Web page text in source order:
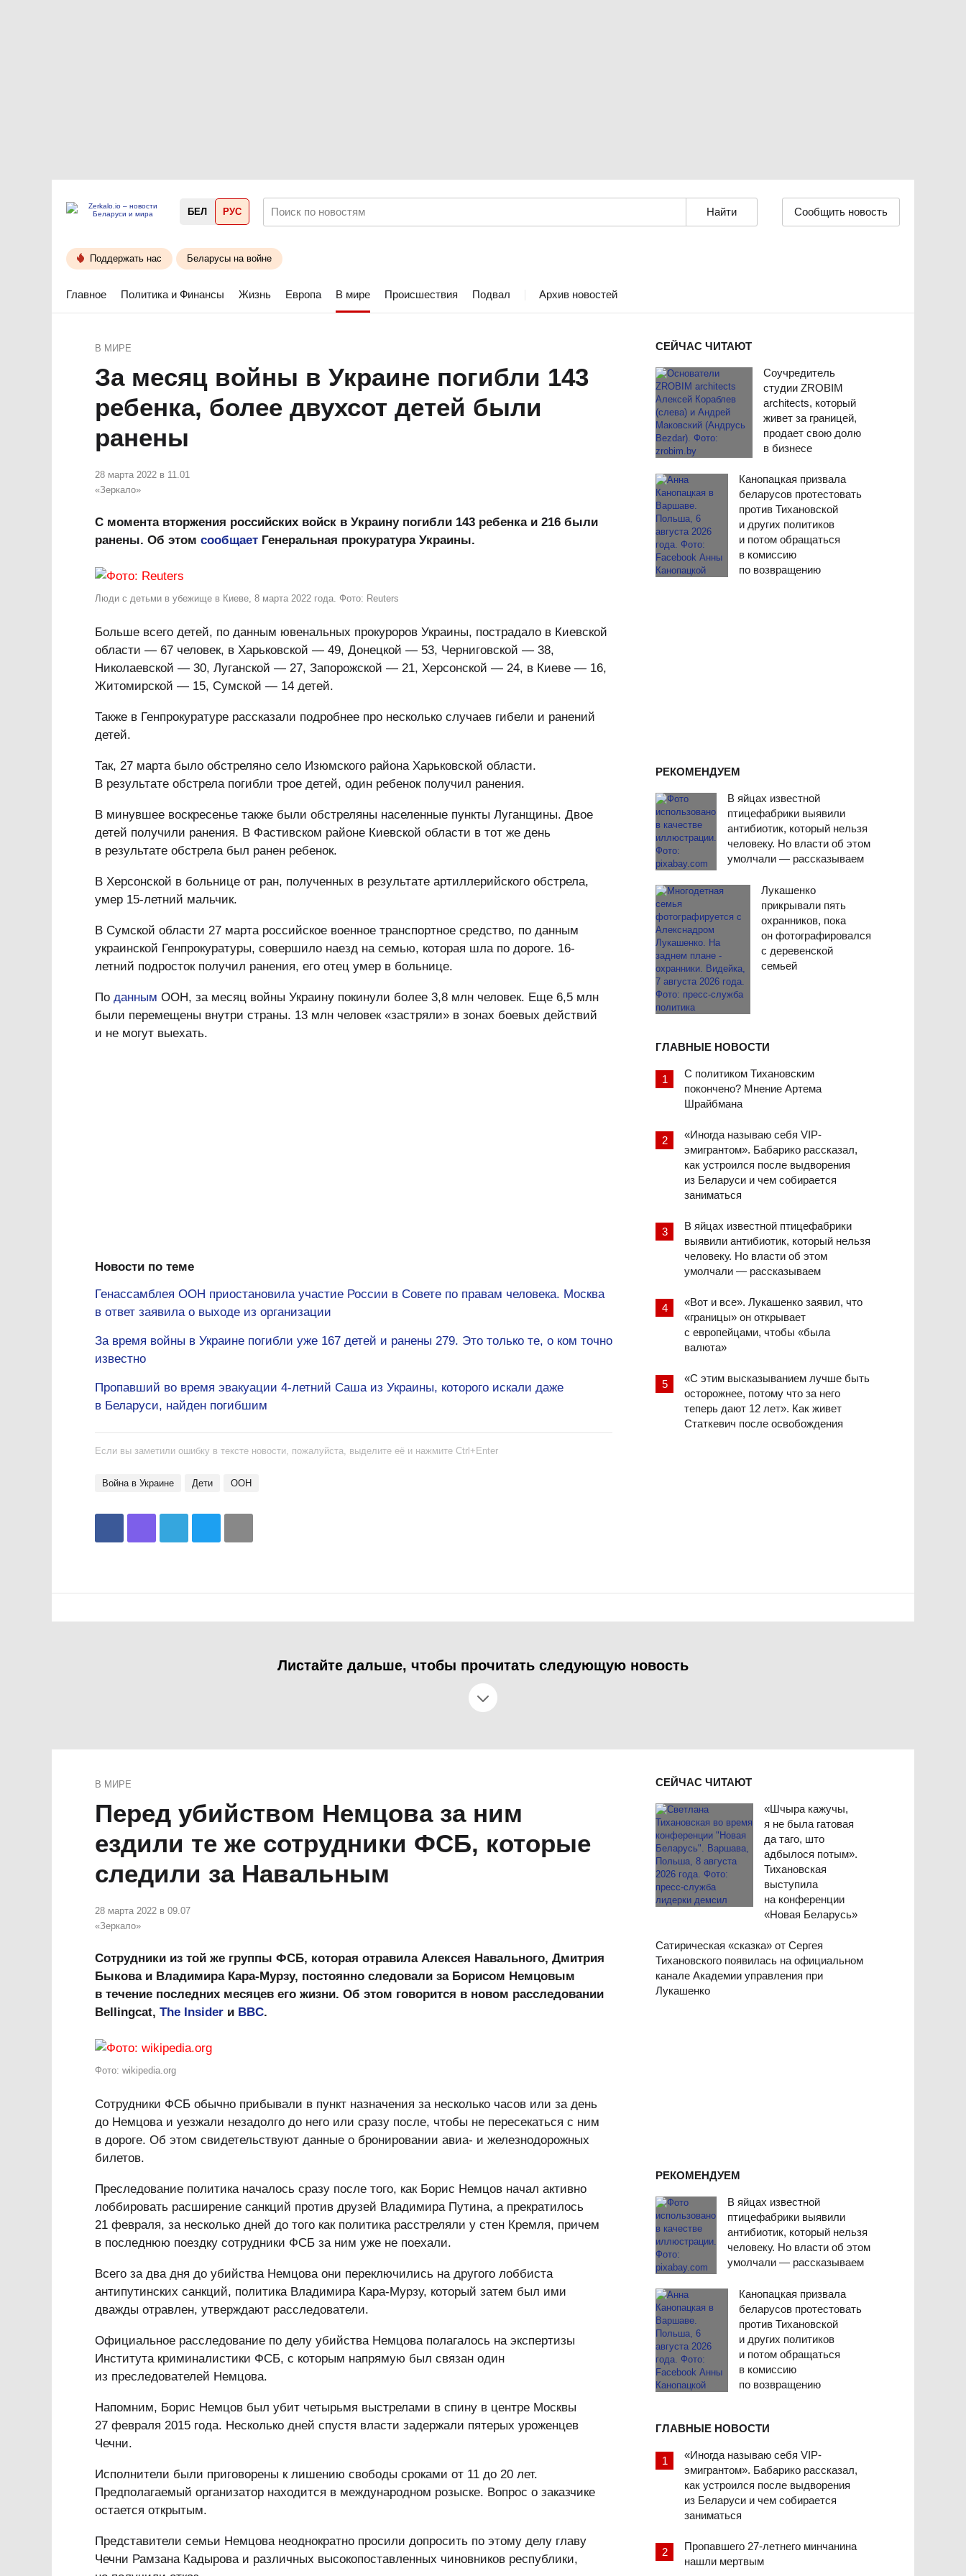
БЕЛ РУС Сообщить новость
Поддержать нас Беларусы на войне
Главное Политика и Финансы Жизнь Европа В мире Происшествия Подвал Архив новостей
СЕЙЧАС ЧИТАЮТ
Соучредитель
студии ZROBIM
architects, который
живет за границей,
продает свою долю
в бизнесе
Канопацкая призвала
беларусов протестовать
против Тихановской
и других политиков
и потом обращаться
в комиссию
по возвращению
РЕКОМЕНДУЕМ
В яйцах известной
птицефабрики выявили
антибиотик, который нельзя
человеку. Но власти об этом
умолчали — рассказываем
Лукашенко
прикрывали пять
охранников, пока
он фотографировался
с деревенской
семьей
ГЛАВНЫЕ НОВОСТИ
С политиком Тихановским
покончено? Мнение Артема
Шрайбмана
«Иногда называю себя VIP-
эмигрантом». Бабарико рассказал,
как устроился после выдворения
из Беларуси и чем собирается
заниматься
В яйцах известной птицефабрики
выявили антибиотик, который нельзя
человеку. Но власти об этом
умолчали — рассказываем
«Вот и все». Лукашенко заявил, что
«границы» он открывает
с европейцами, чтобы «была
валюта»
«С этим высказыванием лучше быть
осторожнее, потому что за него
теперь дают 12 лет». Как живет
Статкевич после освобождения
В МИРЕ
За месяц войны в Украине погибли 143
ребенка, более двухсот детей были
ранены
28 марта 2022 в 11.01
«Зеркало»
С момента вторжения российских войск в Украину погибли 143 ребенка и 216 были
ранены. Об этом сообщает Генеральная прокуратура Украины.
Люди с детьми в убежище в Киеве, 8 марта 2022 года. Фото: Reuters
Больше всего детей, по данным ювенальных прокуроров Украины, пострадало в Киевской
области — 67 человек, в Харьковской — 49, Донецкой — 53, Черниговской — 38,
Николаевской — 30, Луганской — 27, Запорожской — 21, Херсонской — 24, в Киеве — 16,
Житомирской — 15, Сумской — 14 детей.
Также в Генпрокуратуре рассказали подробнее про несколько случаев гибели и ранений
детей.
Так, 27 марта было обстреляно село Изюмского района Харьковской области.
В результате обстрела погибли трое детей, один ребенок получил ранения.
В минувшее воскресенье также были обстреляны населенные пункты Луганщины. Двое
детей получили ранения. В Фастивском районе Киевской области в тот же день
в результате обстрела был ранен ребенок.
В Херсонской в больнице от ран, полученных в результате артиллерийского обстрела,
умер 15-летний мальчик.
В Сумской области 27 марта российское военное транспортное средство, по данным
украинской Генпрокуратуры, совершило наезд на семью, которая шла по дороге. 16-
летний подросток получил ранения, его отец умер в больнице.
По данным ООН, за месяц войны Украину покинули более 3,8 млн человек. Еще 6,5 млн
были перемещены внутри страны. 13 млн человек «застряли» в зонах боевых действий
и не могут выехать.
Новости по теме
Генассамблея ООН приостановила участие России в Совете по правам человека. Москва
в ответ заявила о выходе из организации
За время войны в Украине погибли уже 167 детей и ранены 279. Это только те, о ком точно
известно
Пропавший во время эвакуации 4-летний Саша из Украины, которого искали даже
в Беларуси, найден погибшим
Если вы заметили ошибку в тексте новости, пожалуйста, выделите её и нажмите Ctrl+Enter
Война в Украине Дети ООН
Листайте дальше, чтобы прочитать следующую новость